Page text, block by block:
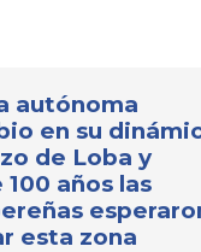
autónoma
en su
de Loba y
años las
esta zona